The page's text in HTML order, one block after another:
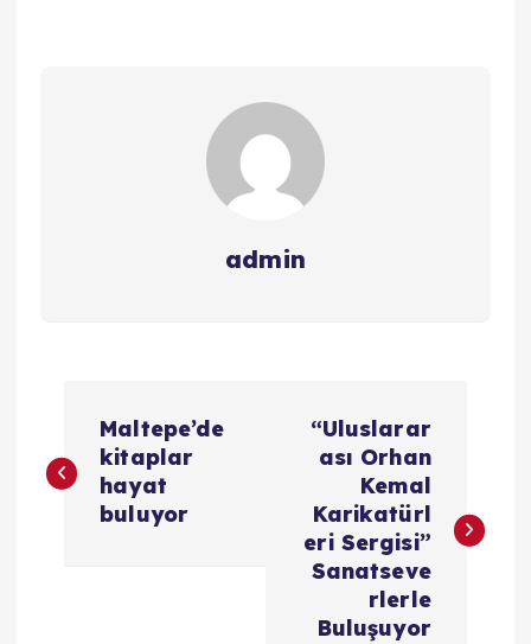
admin
a
Maltepe’de
kitaplar
hayat
buluyor
“Uluslarar
ası Orhan
Kemal
Karikatürl
eri Sergisi”
Sanatseve
rlerle
Buluşuyor